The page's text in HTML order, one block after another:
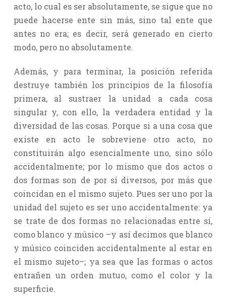
acto, lo cual es ser absolutamente, se sigue que no
puede hacerse ente sin más, sino tal ente que
antes no era; es decir, será generado en cierto
modo, pero no absolutamente.
Además, y para terminar, la posición referida
destruye también los principios de la filosofía
primera, al sustraer la unidad a cada cosa
singular y, con ello, la verdadera entidad y la
diversidad de las cosas. Porque si a una cosa que
existe en acto le sobreviene otro acto, no
constituirán algo esencialmente uno, sino sólo
accidentalmente; por lo mismo que dos actos o
dos formas son de por sí diversos, por más que
coincidan en el mismo sujeto. Pues ser uno por la
unidad del sujeto es ser uno accidentalmente: ya
se trate de dos formas no relacionadas entre sí,
como blanco y músico –y así decimos que blanco
y músico coinciden accidentalmente al estar en
el mismo sujeto–; ya sea que las formas o actos
entrañen un orden mutuo, como el color y la
superficie.